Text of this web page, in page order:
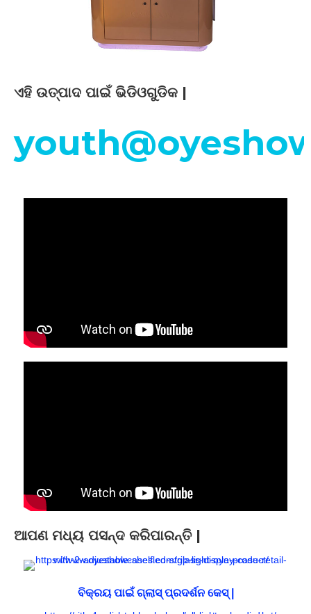
ଏହି ଉତ୍ପାଦ ପାଇଁ ଭିଡିଓଗୁଡିକ |
ଆପଣ ମଧ୍ୟ ପସନ୍ଦ କରିପାରନ୍ତି |
ବିକ୍ରୟ ପାଇଁ ଗ୍ଲାସ୍ ପ୍ରଦର୍ଶନ କେସ୍ |